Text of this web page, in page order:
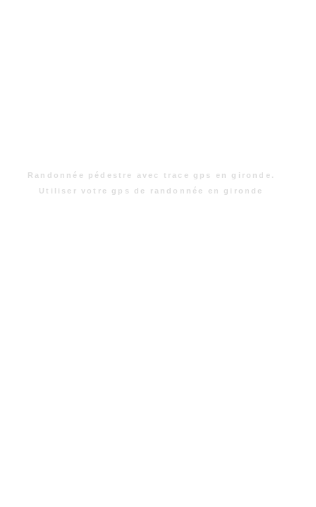
Randonnée pédestre avec trace gps en gironde.
Utiliser votre gps de randonnée en gironde